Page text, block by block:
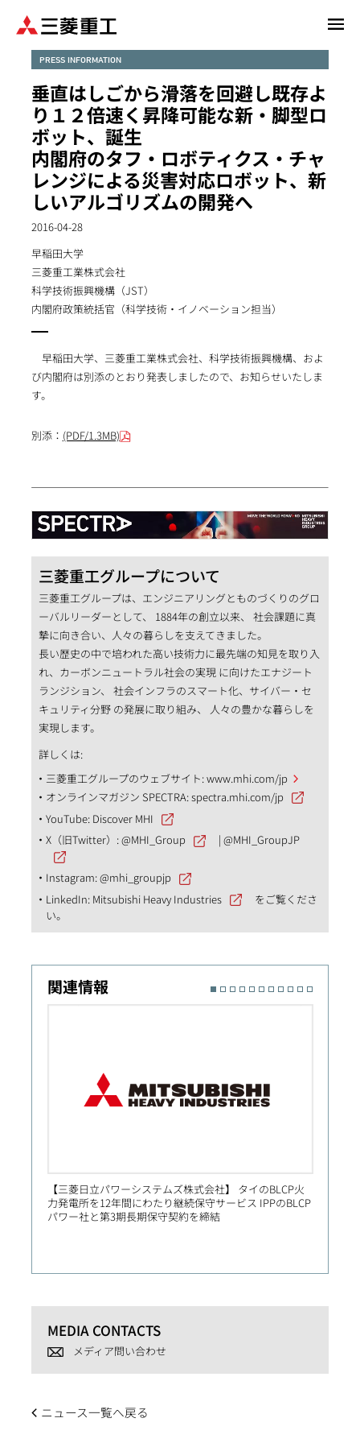
PRESS INFORMATION
垂直はしごから滑落を回避し既存よ
り１２倍速く昇降可能な新・脚型ロ
ボット、誕生
内閣府のタフ・ロボティクス・チャ
レンジによる災害対応ロボット、新
しいアルゴリズムの開発へ
2016-04-28
早稲田大学
三菱重工業株式会社
科学技術振興機構（JST）
内閣府政策統括官（科学技術・イノベーション担当）
早稲田大学、三菱重工業株式会社、科学技術振興機構、およ
び内閣府は別添のとおり発表しましたので、お知らせいたしま
す。
別添： (PDF/1.3MB)
三菱重工グループについて
三菱重工グループは、エンジニアリングとものづくりのグロ
ーバルリーダーとして、 1884年の創立以来、 社会課題に真
摯に向き合い、人々の暮らしを支えてきました。
長い歴史の中で培われた高い技術力に最先端の知見を取り入
れ、カーボンニュートラル社会の実現 に向けたエナジート
ランジション、 社会インフラのスマート化、サイバー・セ
キュリティ分野 の発展に取り組み、 人々の豊かな暮らしを
実現します。
詳しくは:
三菱重工グループのウェブサイト:www.mhi.com/jp
オンラインマガジン SPECTRA:spectra.mhi.com/jp
YouTube: Discover MHI
X（旧Twitter）:@MHI_Group |@MHI_GroupJP
Instagram:@mhi_groupjp
LinkedIn: Mitsubishi Heavy Industries
をご覧くださ
い。
関連情報
【三菱日立パワーシステムズ株式会社】 タイのBLCP火
力発電所を12年間にわたり継続保守サービス IPPのBLCP
パワー社と第3期長期保守契約を締結
MEDIA CONTACTS
メディア問い合わせ
ニュース一覧へ戻る